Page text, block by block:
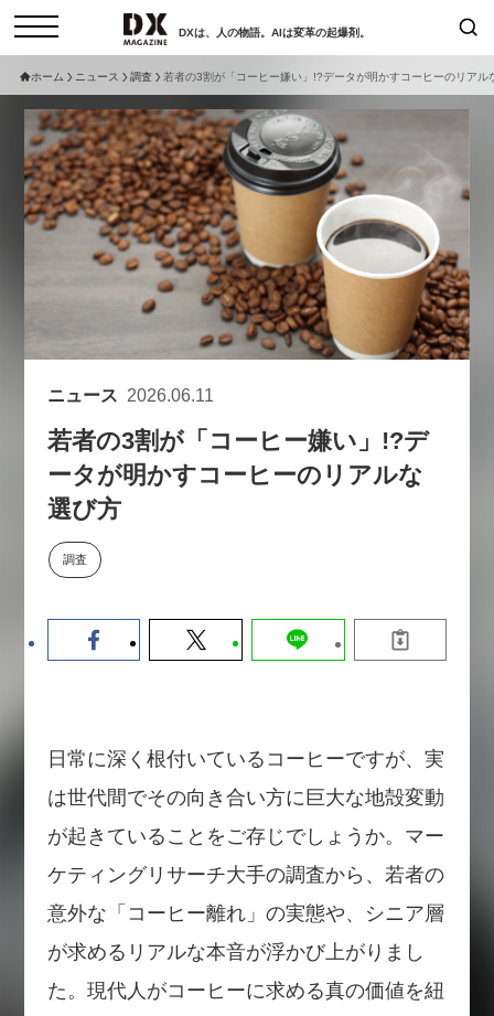
DXは、人の物語。AIは変革の起爆剤。
コラム インタビュー
セミナー ニュース
サービスメニュー 日本オムニチャネル協会
トップページ
特集
動画
サイトマップ
お問い合わせ
個人情報保護法について
採用情報
検索
現在開催予定のセミナー
【8/12開催】「イノベーションを
数値化する」～投資される事業の
学ぶ資金調達・巻き込みのリアル
2026-06-10
セミナー
ホーム ニュース 調査 若者の3割が「コーヒー嫌い」!?データが明かすコーヒーのリアル
ニュース 2026.06.11
若者の3割が「コーヒー嫌い」!?デ
ータが明かすコーヒーのリアルな
選び方
調査
日常に深く根付いているコーヒーですが、実
は世代間でその向き合い方に巨大な地殻変動
が起きていることをご存じでしょうか。マー
ケティングリサーチ大手の調査から、若者の
意外な「コーヒー離れ」の実態や、シニア層
が求めるリアルな本音が浮かび上がりまし
た。現代人がコーヒーに求める真の価値を紐